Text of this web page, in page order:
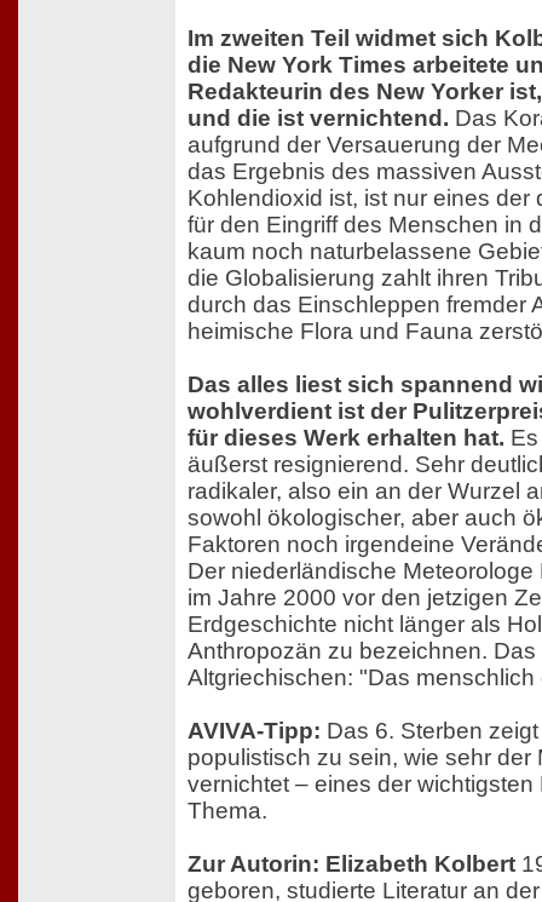
Im zweiten Teil widmet sich
die New York Times arbeitete
Redakteurin des New Yorker
und die ist vernichtend. Das
aufgrund der Versauerung der
das Ergebnis des massiven
Kohlendioxid ist, ist nur eines der
für den Eingriff des Menschen in
kaum noch naturbelassene
die Globalisierung zahlt ihren
durch das Einschleppen fremder
heimische Flora und Fauna
Das alles liest sich spannend
wohlverdient ist der
für dieses Werk erhalten hat.
äußerst resignierend. Sehr
radikaler, also ein an der Wurzel
sowohl ökologischer, aber auch
Faktoren noch irgendeine
Der niederländische
im Jahre 2000 vor den jetzigen
Erdgeschichte nicht länger als
Anthropozän zu bezeichnen.
Altgriechischen: "Das
AVIVA-Tipp: Das 6. Sterben
populistisch zu sein, wie sehr der
vernichtet – eines der
Thema.
Zur Autorin: Elizabeth Kolbert
geboren, studierte Literatur an